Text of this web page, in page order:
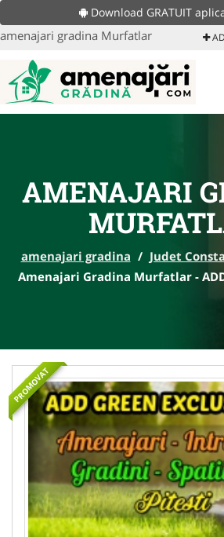
Download GRATUIT
amenajari gradina Murfatlar
AMENAJARI
amenajari gradina / Judet
Amenajari Gradina Murfatlar -
PROMOVAT